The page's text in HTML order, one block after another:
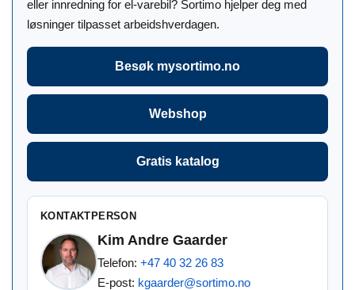
eller innredning for el-varebil? Sortimo hjelper deg med
løsninger tilpasset arbeidshverdagen.
Besøk mysortimo.no
Webshop
Gratis katalog
KONTAKTPERSON
Kim Andre Gaarder
Telefon: +47 40 32 26 83
E-post: kgaarder@sortimo.no